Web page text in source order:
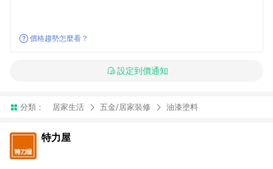
價格趨勢怎麼看？
設定到價通知
分類： 居家生活 五金/居家裝修 油漆塗料
特力屋